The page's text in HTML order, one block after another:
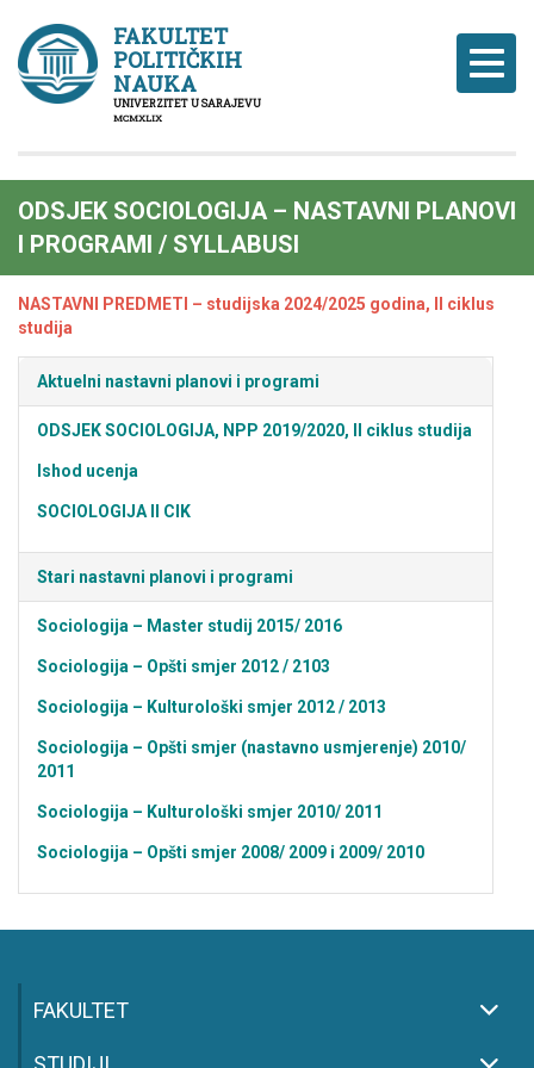
FAKULTET
POLITIČKIH
NAUKA
UNIVERZITET U SARAJEVU
MCMXLIX
ODSJEK SOCIOLOGIJA – NASTAVNI PLANOVI
I PROGRAMI / SYLLABUSI
NASTAVNI PREDMETI – studijska 2024/2025 godina, II ciklus
studija
Aktuelni nastavni planovi i programi
ODSJEK SOCIOLOGIJA, NPP 2019/2020, II ciklus studija
Ishod ucenja
SOCIOLOGIJA II CIK
Stari nastavni planovi i programi
Sociologija – Master studij 2015/ 2016
Sociologija – Opšti smjer 2012 / 2103
Sociologija – Kulturološki smjer 2012 / 2013
Sociologija – Opšti smjer (nastavno usmjerenje) 2010/
2011
Sociologija – Kulturološki smjer 2010/ 2011
Sociologija – Opšti smjer 2008/ 2009 i 2009/ 2010
FAKULTET